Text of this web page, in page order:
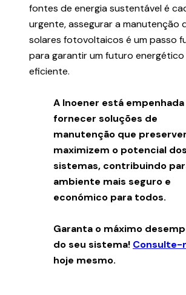
fontes de energia sustentável é
urgente, assegurar a manutenção
solares fotovoltaicos é um passo
para garantir um futuro energético
eficiente.
A Inoener está
fornecer soluções de
manutenção que
maximizem o potencial
sistemas, contribuindo
ambiente mais seguro e
económico para todos.
Garanta o máximo
do seu sistema! Consulte-
hoje mesmo.